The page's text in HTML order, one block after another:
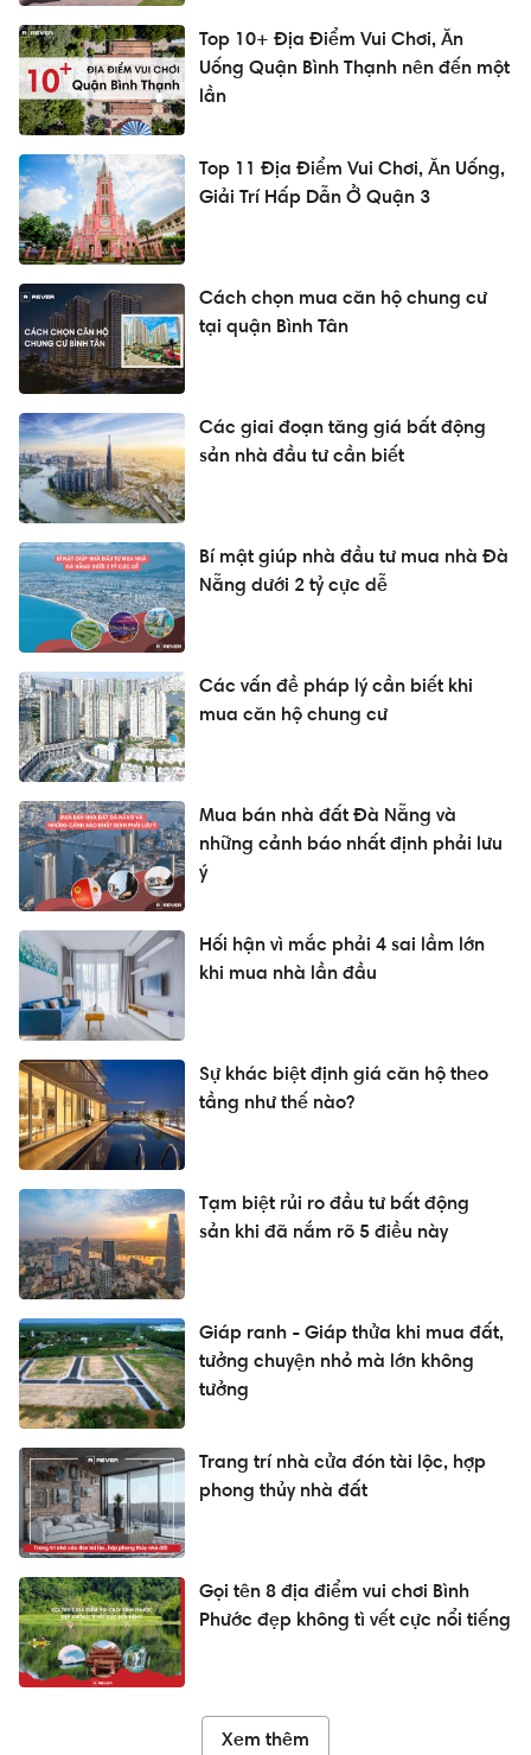
Top 10+ Địa Điểm Vui Chơi, Ăn
Uống Quận Bình Thạnh nên đến một
lần
Top 11 Địa Điểm Vui Chơi, Ăn Uống,
Giải Trí Hấp Dẫn Ở Quận 3
Cách chọn mua căn hộ chung cư
tại quận Bình Tân
Các giai đoạn tăng giá bất động
sản nhà đầu tư cần biết
Bí mật giúp nhà đầu tư mua nhà Đà
Nẵng dưới 2 tỷ cực dễ
Các vấn đề pháp lý cần biết khi
mua căn hộ chung cư
Mua bán nhà đất Đà Nẵng và
những cảnh báo nhất định phải lưu
ý
Hối hận vì mắc phải 4 sai lầm lớn
khi mua nhà lần đầu
Sự khác biệt định giá căn hộ theo
tầng như thế nào?
Tạm biệt rủi ro đầu tư bất động
sản khi đã nắm rõ 5 điều này
Giáp ranh - Giáp thửa khi mua đất,
tưởng chuyện nhỏ mà lớn không
tưởng
Trang trí nhà cửa đón tài lộc, hợp
phong thủy nhà đất
Gọi tên 8 địa điểm vui chơi Bình
Phước đẹp không tì vết cực nổi tiếng
Xem thêm